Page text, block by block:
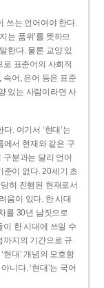
쓰는 언어여야 한다.
는 품위’를 뜻하므
한다. 물론 교양 있
로 표준어의 사회적
속어, 은어 등은 표준
있는 사람이라면 사
. 여기서 ‘현대’는
에서 현재와 같은 구
구분과는 달리 언어
준이 없다. 20세기 초
히 진행된 현재로서
움이 있다. 한 시대
를 30년 남짓으로
한 시대에 쓰일 수
까지의 기간으로 규
대’ 개념의 모호함
니다. ‘현대’는 국어